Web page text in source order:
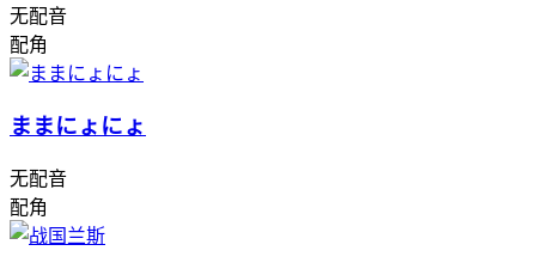
无配音
配角
ままにょにょ
无配音
配角